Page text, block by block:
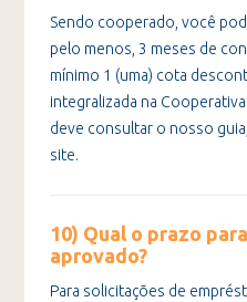
Sendo cooperado, você
pelo menos, 3 meses de
mínimo 1 (uma) cota
integralizada na
deve consultar o nosso
site.
10) Qual o prazo
aprovado?
Para solicitações de